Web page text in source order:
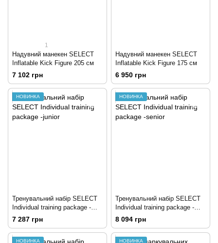
1
Надувний манекен SELECT
Inflatable Kick Figure 205 см
7 102 грн
Надувний манекен SELECT
Inflatable Kick Figure 175 см
6 950 грн
НОВИНКА
Тренувальний набір SELECT
Individual training package -
junior
7 287 грн
НОВИНКА
Тренувальний набір SELECT
Individual training package -
senior
8 094 грн
НОВИНКА НОВИНКА